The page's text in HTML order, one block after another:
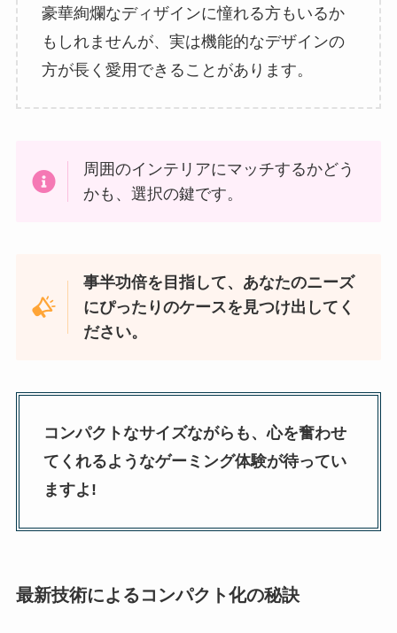
豪華絢爛なディザインに憧れる方もいるか
もしれませんが、実は機能的なデザインの
方が長く愛用できることがあります。
周囲のインテリアにマッチするかどう
かも、選択の鍵です。
事半功倍を目指して、あなたのニーズ
にぴったりのケースを見つけ出してく
ださい。
コンパクトなサイズながらも、心を奮わせ
てくれるようなゲーミング体験が待ってい
ますよ!
最新技術によるコンパクト化の秘訣